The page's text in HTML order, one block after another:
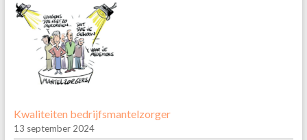
Kwaliteiten bedrijfsmantelzorger
13 september 2024